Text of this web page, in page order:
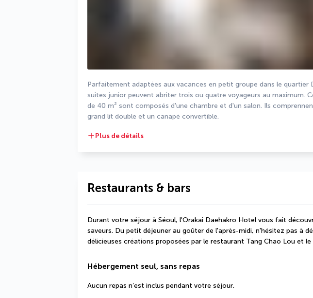
Parfaitement adaptées aux vacances en petit groupe dans le quartier
suites junior peuvent abriter trois ou quatre voyageurs au maximum.
de 40 m² sont composés d'une chambre et d'un salon. Ils
grand lit double et un canapé convertible.
Plus de détails
Restaurants & bars
Durant votre séjour à Séoul, l'Orakai Daehakro Hotel vous fait
saveurs. Du petit déjeuner au goûter de l'après-midi, n'hésitez pas à
délicieuses créations proposées par le restaurant Tang Chao Lou et le
Hébergement seul, sans repas
Aucun repas n’est inclus pendant votre séjour.